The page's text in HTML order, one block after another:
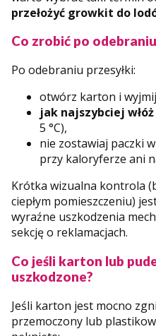
przełożyć growkit do
Co zrobić po
Po odebraniu przesyłki:
otwórz karton i
jak najszybciej
5 °C),
nie zostawiaj paczki
przy kaloryferze ani
Krótka wizualna kontrola
ciepłym pomieszczeniu)
wyraźne uszkodzenia
sekcję o reklamacjach.
Co jeśli karton lub
uszkodzone?
Jeśli karton jest mocno
przemoczony lub